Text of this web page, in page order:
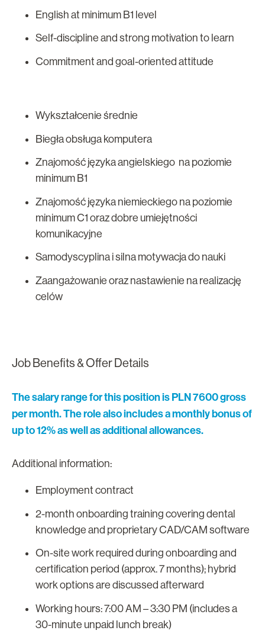
English at minimum B1 level
Self-discipline and strong motivation to learn
Commitment and goal-oriented attitude
Wykształcenie średnie
Biegła obsługa komputera
Znajomość języka angielskiego na poziomie
minimum B1
Znajomość języka niemieckiego na poziomie
minimum C1 oraz dobre umiejętności
komunikacyjne
Samodyscyplina i silna motywacja do nauki
Zaangażowanie oraz nastawienie na realizację
celów
Job Benefits & Offer Details
The salary range for this position is PLN 7600 gross
per month. The role also includes a monthly bonus of
up to 12% as well as additional allowances.
Additional information:
Employment contract
2-month onboarding training covering dental
knowledge and proprietary CAD/CAM software
On-site work required during onboarding and
certification period (approx. 7 months); hybrid
work options are discussed afterward
Working hours: 7:00 AM – 3:30 PM (includes a
30-minute unpaid lunch break)